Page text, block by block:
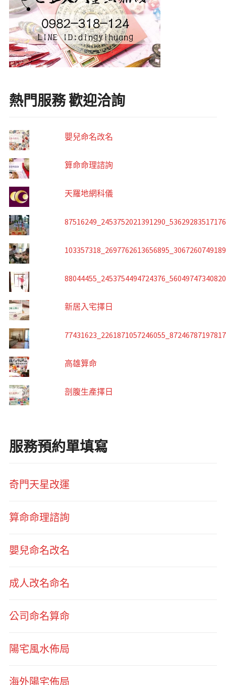
熱門服務 歡迎洽詢
嬰兒命名改名
算命命理諮詢
天羅地網科儀
新居入宅擇日
高雄算命
剖腹生產擇日
服務預約單填寫
奇門天星改運
算命命理諮詢
嬰兒命名改名
成人改名命名
公司命名算命
陽宅風水佈局
海外陽宅佈局